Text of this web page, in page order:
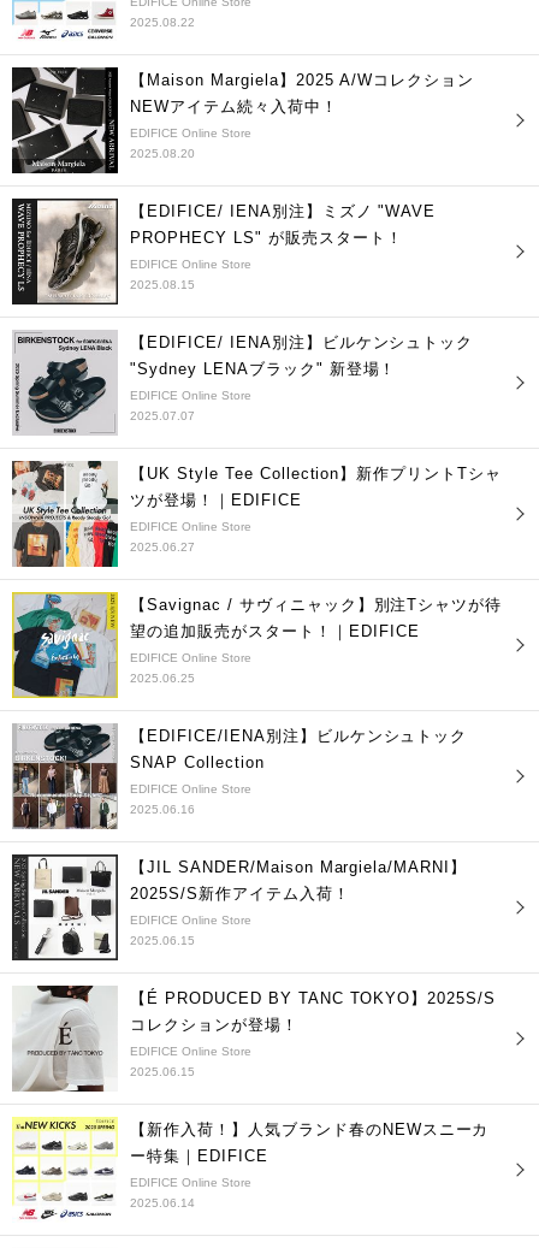
2025.08.22
【Maison Margiela】2025 A/Wコレクション
NEWアイテム続々入荷中！
EDIFICE Online Store
2025.08.20
【EDIFICE/ IENA別注】ミズノ "WAVE
PROPHECY LS" が販売スタート！
EDIFICE Online Store
2025.08.15
【EDIFICE/ IENA別注】ビルケンシュトック
"Sydney LENAブラック" 新登場！
EDIFICE Online Store
2025.07.07
【UK Style Tee Collection】新作プリントTシャ
ツが登場！｜EDIFICE
EDIFICE Online Store
2025.06.27
【Savignac / サヴィニャック】別注Tシャツが待
望の追加販売がスタート！｜EDIFICE
EDIFICE Online Store
2025.06.25
【EDIFICE/IENA別注】ビルケンシュトック
SNAP Collection
EDIFICE Online Store
2025.06.16
【JIL SANDER/Maison Margiela/MARNI】
2025S/S新作アイテム入荷！
EDIFICE Online Store
2025.06.15
【É PRODUCED BY TANC TOKYO】2025S/S
コレクションが登場！
EDIFICE Online Store
2025.06.15
【新作入荷！】人気ブランド春のNEWスニーカ
ー特集｜EDIFICE
EDIFICE Online Store
2025.06.14